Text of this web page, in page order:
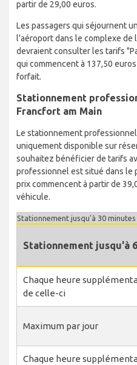
partir de 29,00 euros.
Les passagers qui séjournent
l'aéroport dans le complexe de
devraient consulter les tarifs
qui commencent à 137,50
forfait.
Stationnement
Francfort am Main
Le stationnement
uniquement disponible sur
souhaitez bénéficier de tarifs
professionnel est situé dans le
prix commencent à partir de
véhicule.
Stationnement jusqu'à 30 minutes
Stationnement jusqu'à
Chaque heure
de celle-ci
Maximum par jour
Chaque heure